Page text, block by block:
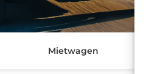
Mietwagen